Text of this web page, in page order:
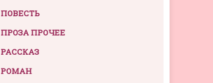
ПОВЕСТЬ
ПРОЗА ПРОЧЕЕ
РАССКАЗ
РОМАН